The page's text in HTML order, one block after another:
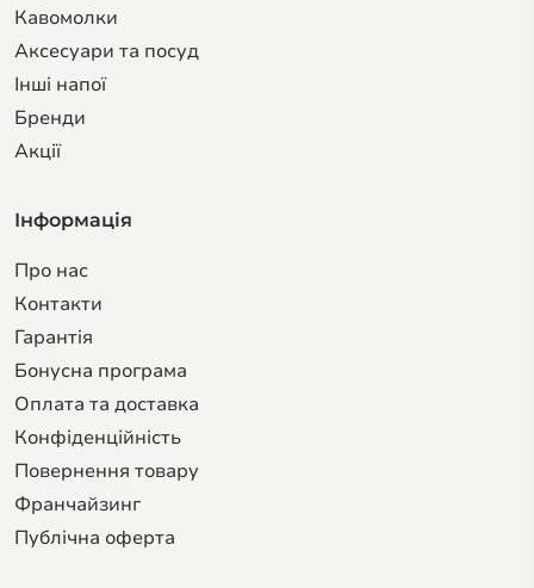
Кавомолки
Аксесуари та посуд
Інші напої
Бренди
Акції
Інформація
Про нас
Контакти
Гарантiя
Бонусна програма
Оплата та доставка
Конфіденційність
Повернення товару
Франчайзинг
Публічна оферта